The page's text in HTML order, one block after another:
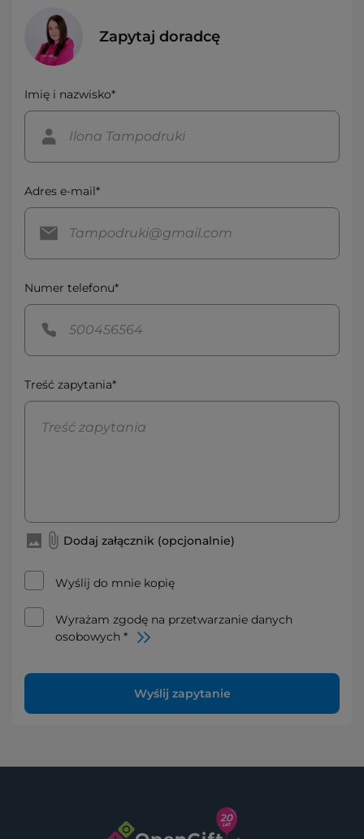
Zapytaj doradcę
Imię i nazwisko*
Adres e-mail*
Numer telefonu*
Treść zapytania*
Dodaj załącznik (opcjonalnie)
Wyślij do mnie kopię
Wyrażam zgodę na przetwarzanie danych
osobowych *
Wyślij zapytanie